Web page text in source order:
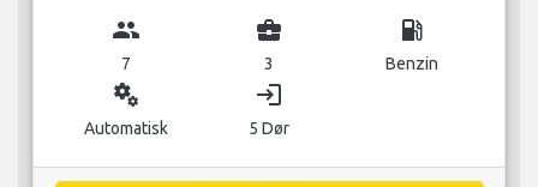
group
7
business_center
3
local_gas_station
Benzin
miscellaneous_services
Automatisk
login
5 Dør